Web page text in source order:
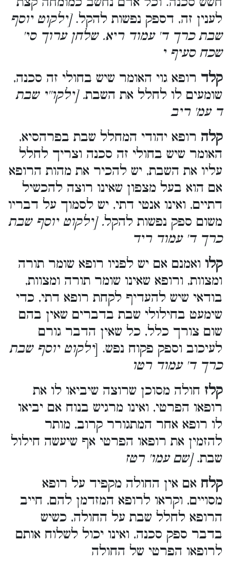
לענין זה, דספק נפשות להקל.[ילקוט יוסף
שבת כרך ד' עמוד ריא. שלחן ערוך סי'
שכח סעיף י
קלד רופא גוי האומר שיש בחולי זה סכנה,
שומעים לו לחלל את השבת. [ילקו''י שבת
ד עמ' ריב
קלה רופא יהודי המחלל שבת בפרהסיא,
האומר שיש בחולי זה סכנה וצריך לחלל
עליו את השבת, יש להכיר את מהות הרופא
אם הוא בעל מצפון שאינו רוצה להכשיל
דתיים, ואינו אנטי דתי, יש לסמוך על דבריו
משום ספק נפשות להקל. [ילקוט יוסף שבת
כרך ד' עמוד ריד
קלו ואמנם אם יש לפניו רופא שומר תורה
ומצוות, ורופא שאינו שומר תורה ומצוות,
בודאי שיש להעדיף לקחת רופא דתי, כדי
שימעט בחילולי שבת בדברים שאין בהם
שום צורך כלל, כל שאין הדבר גורם
לעיכוב וספק פקוח נפש. [ילקוט יוסף שבת
כרך ד' עמוד רטו
קלז חולה מסוכן שרוצה שיביאו לו את
רופאו הפרטי, ואינו מרגיש בנוח אם יביאו
לו רופא אחר המתגורר קרוב, מותר
להזמין את רופאו הפרטי אף שיעשה חילול
שבת.[שם עמו' רטז
קלח אם אין החולה מקפיד על רופא
מסויים, וקראו לרופא המזדמן להם, חייב
הרופא לחלל שבת על החולה, כשיש
בדבר ספק סכנה, ואינו יכול לשלוח אותם
לרופאו הפרטי של החולה